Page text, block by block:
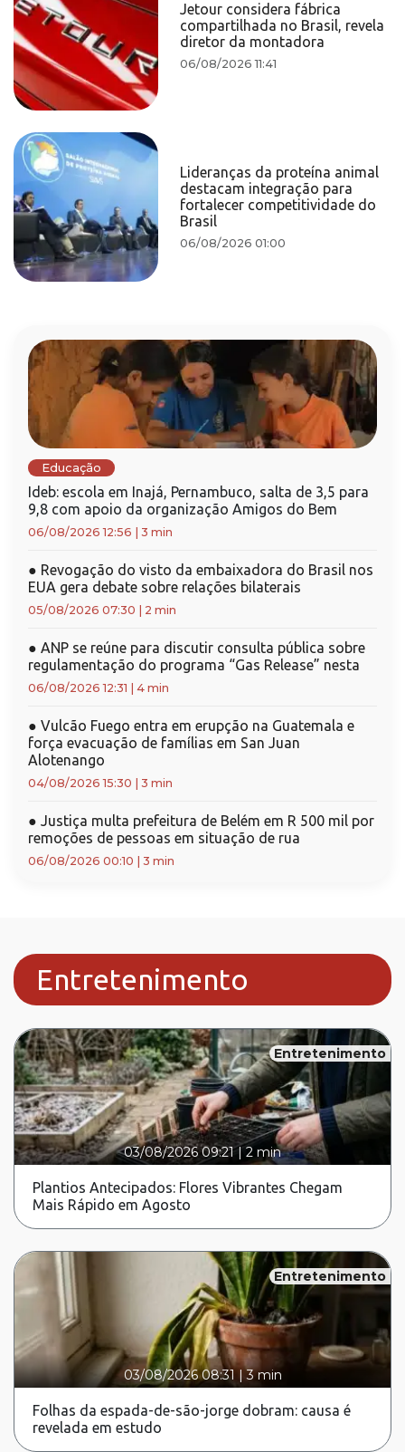
Jetour considera fábrica
compartilhada no Brasil, revela
diretor da montadora
06/08/2026 11:41
Lideranças da proteína animal
destacam integração para
fortalecer competitividade do
Brasil
06/08/2026 01:00
Educação
Ideb: escola em Inajá, Pernambuco, salta de 3,5 para
9,8 com apoio da organização Amigos do Bem
06/08/2026 12:56 3 min
● Revogação do visto da embaixadora do Brasil nos
EUA gera debate sobre relações bilaterais
05/08/2026 07:30 2 min
● ANP se reúne para discutir consulta pública sobre
regulamentação do programa “Gas Release” nesta
06/08/2026 12:31 4 min
● Vulcão Fuego entra em erupção na Guatemala e
força evacuação de famílias em San Juan
Alotenango
04/08/2026 15:30 3 min
● Justiça multa prefeitura de Belém em R 500 mil por
remoções de pessoas em situação de rua
06/08/2026 00:10 3 min
Entretenimento
Entretenimento
03/08/2026 09:21|2 min
Plantios Antecipados: Flores Vibrantes Chegam
Mais Rápido em Agosto
Entretenimento
03/08/2026 08:31 |3 min
Folhas da espada-de-são-jorge dobram: causa é
revelada em estudo